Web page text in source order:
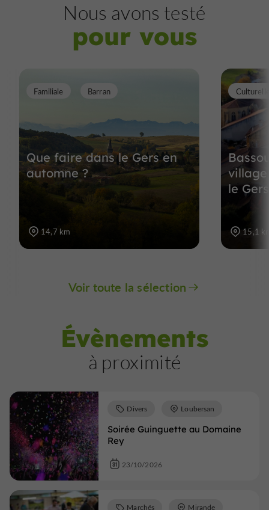
Nous avons testé
pour vous
Que faire dans le Gers en
automne ?
Familiale Barran
14,7 km
le Gers
15,1
Voir toute la sélection
Évènements
à proximité
Soirée Guinguette au Domaine
Rey
Divers Loubersan
23/10/2026
Marchés Mirande